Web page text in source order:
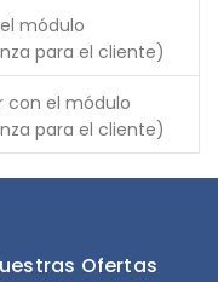
módulo
para el cliente)
con el módulo
para el cliente)
Ofertas